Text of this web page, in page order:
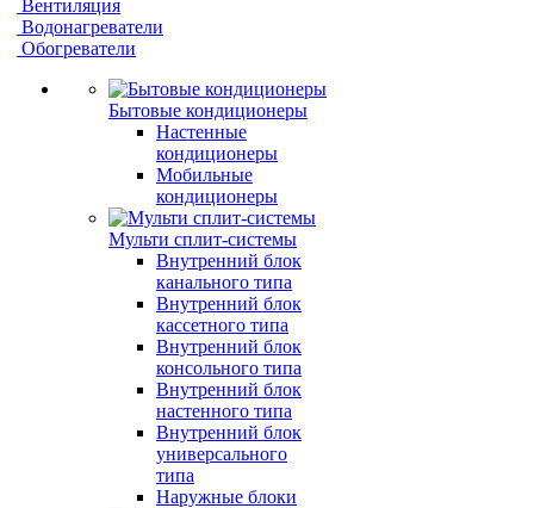
Вентиляция
Водонагреватели
Обогреватели
Бытовые кондиционеры
Настенные
кондиционеры
Мобильные
кондиционеры
Мульти сплит-системы
Внутренний блок
канального типа
Внутренний блок
кассетного типа
Внутренний блок
консольного типа
Внутренний блок
настенного типа
Внутренний блок
универсального
типа
Наружные блоки